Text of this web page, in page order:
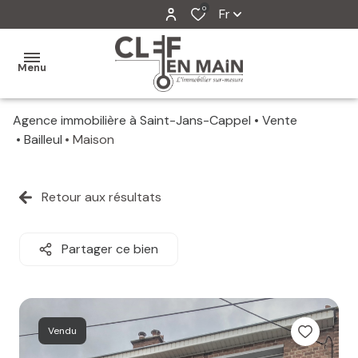
0 Fr
Menu
MON
MES
MES
ALERTE
Agence immobilière à Saint-Jans-Cappel
Vente
Bailleul
Maison
Retour aux résultats
Partager ce bien
Vendu